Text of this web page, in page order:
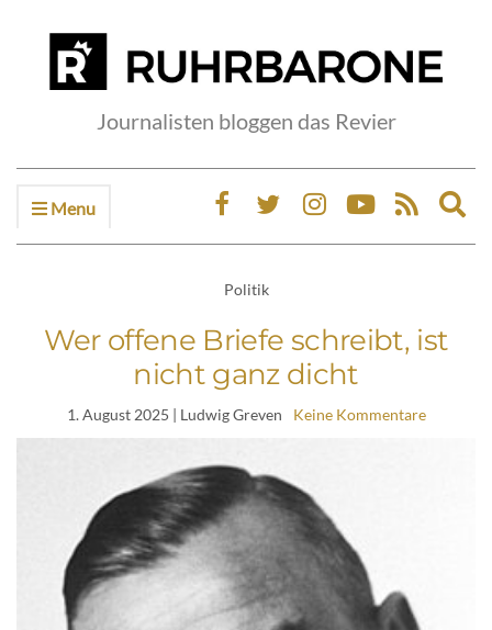
Journalisten bloggen das Revier
Menu
Politik
Wer offene Briefe schreibt, ist
nicht ganz dicht
1. August 2025 | Ludwig Greven Keine Kommentare